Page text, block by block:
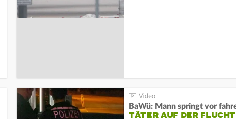
TÄTER AUF DER FLUCHT